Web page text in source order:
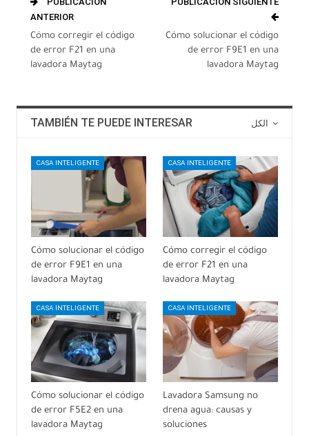
ANTERIOR
Cómo corregir el código
de error F21 en una
lavadora Maytag
Cómo solucionar el código
de error F9E1 en una
lavadora Maytag
TAMBIÉN TE PUEDE INTERESAR
CASA INTELIGENTE
Cómo solucionar el código
de error F9E1 en una
lavadora Maytag
CASA INTELIGENTE
Cómo corregir el código
de error F21 en una
lavadora Maytag
CASA INTELIGENTE
Cómo solucionar el código
de error F5E2 en una
lavadora Maytag
CASA INTELIGENTE
Lavadora Samsung no
drena agua: causas y
soluciones